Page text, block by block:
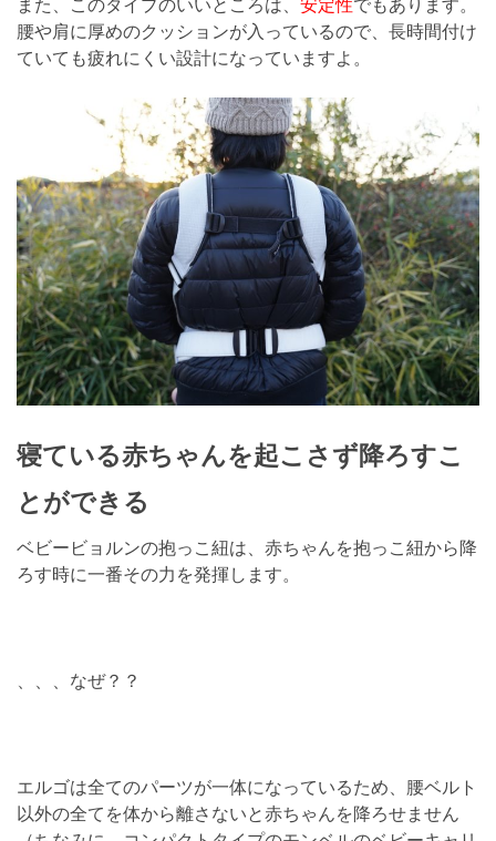
また、このタイプのいいところは、 安定性でもあります。
腰や肩に厚めのクッションが入っているので、長時間付け
ていても疲れにくい設計になっていますよ。
寝ている赤ちゃんを起こさず降ろすこ
とができる
ベビービョルンの抱っこ紐は、赤ちゃんを抱っこ紐から降
ろす時に一番その力を発揮します。
、、、なぜ？？
エルゴは全てのパーツが一体になっているため、腰ベルト
以外の全てを体から離さないと赤ちゃんを降ろせません